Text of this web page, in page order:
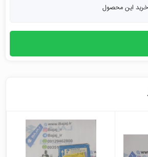
خرید این محصول